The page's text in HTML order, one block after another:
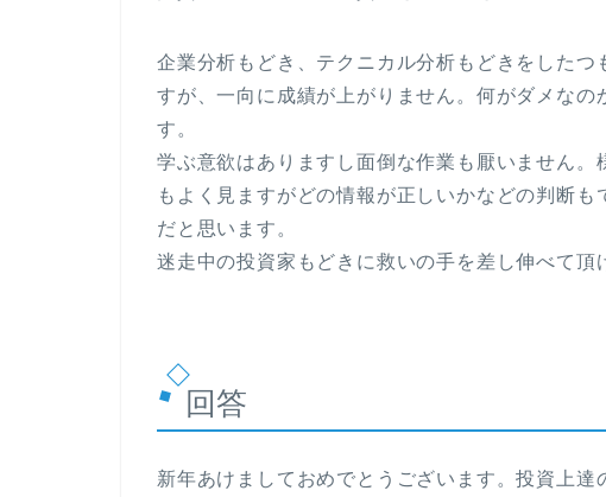
企業分析もどき、テクニカル分析もどきをしたつ
すが、一向に成績が上がりません。何がダメな
す。
学ぶ意欲はありますし面倒な作業も厭いません
もよく見ますがどの情報が正しいかなどの判断
だと思います。
迷走中の投資家もどきに救いの手を差し伸べて頂
回答
新年あけましておめでとうございます。投資上